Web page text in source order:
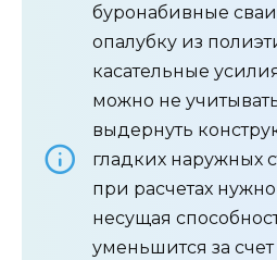
буронабивные
опалубку из
касательные
можно не
выдернуть
гладких наружных
при расчетах нужно
несущая
уменьшится за